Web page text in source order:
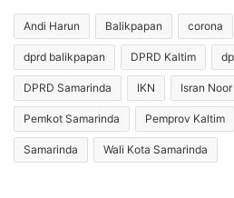
Andi Harun Balikpapan corona
dprd balikpapan DPRD Kaltim
DPRD Samarinda IKN Isran Noor
Pemkot Samarinda Pemprov Kaltim
Samarinda Wali Kota Samarinda